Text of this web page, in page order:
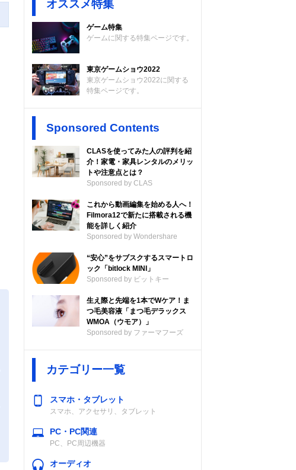
オススメ特集
ゲーム特集
ゲームに関する特集ページです。
東京ゲームショウ2022
東京ゲームショウ2022に関する
特集ページです。
Sponsored Contents
CLASを使ってみた人の評判を紹
介！家電・家具レンタルのメリッ
トや注意点とは？
Sponsored by CLAS
これから動画編集を始める人へ！
Filmora12で新たに搭載される機
能を詳しく紹介
Sponsored by Wondershare
“安心”をサブスクするスマートロ
ック「bitlock MINI」
Sponsored by ビットキー
生え際と先端を1本でWケア！ま
つ毛美容液「まつ毛デラックス
WMOA（ウモア）」
Sponsored by ファーマフーズ
カテゴリー一覧
スマホ・タブレット
スマホ、アクセサリ、タブレット
PC・PC関連
PC、PC周辺機器
オーディオ